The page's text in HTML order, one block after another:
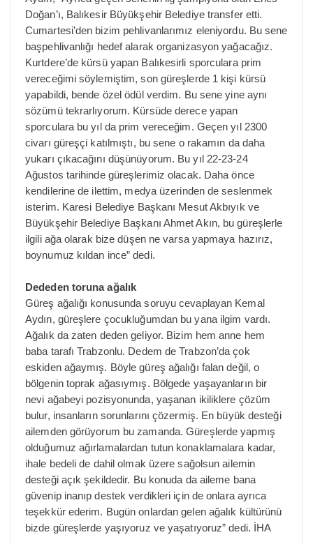
Doğan’ı, Balıkesir Büyükşehir Belediye transfer etti.
Cumartesi’den bizim pehlivanlarımız eleniyordu. Bu sene
başpehlivanlığı hedef alarak organizasyon yağacağız.
Kurtdere’de kürsü yapan Balıkesirli sporculara prim
vereceğimi söylemiştim, son güreşlerde 1 kişi kürsü
yapabildi, bende özel ödül verdim. Bu sene yine aynı
sözümü tekrarlıyorum. Kürsüde derece yapan
sporculara bu yıl da prim vereceğim. Geçen yıl 2300
civarı güreşçi katılmıştı, bu sene o rakamın da daha
yukarı çıkacağını düşünüyorum. Bu yıl 22-23-24
Ağustos tarihinde güreşlerimiz olacak. Daha önce
kendilerine de ilettim, medya üzerinden de seslenmek
isterim. Karesi Belediye Başkanı Mesut Akbıyık ve
Büyükşehir Belediye Başkanı Ahmet Akın, bu güreşlerle
ilgili ağa olarak bize düşen ne varsa yapmaya hazırız,
boynumuz kıldan ince” dedi.
Dededen toruna ağalık
Güreş ağalığı konusunda soruyu cevaplayan Kemal
Aydın, güreşlere çocukluğumdan bu yana ilgim vardı.
Ağalık da zaten deden geliyor. Bizim hem anne hem
baba tarafı Trabzonlu. Dedem de Trabzon’da çok
eskiden ağaymış. Böyle güreş ağalığı falan değil, o
bölgenin toprak ağasıymış. Bölgede yaşayanların bir
nevi ağabeyi pozisyonunda, yaşanan ikiliklere çözüm
bulur, insanların sorunlarını çözermiş. En büyük desteği
ailemden görüyorum bu zamanda. Güreşlerde yapmış
olduğumuz ağırlamalardan tutun konaklamalara kadar,
ihale bedeli de dahil olmak üzere sağolsun ailemin
desteği açık şekildedir. Bu konuda da aileme bana
güvenip inanıp destek verdikleri için de onlara ayrıca
teşekkür ederim. Bugün onlardan gelen ağalık kültürünü
bizde güreşlerde yaşıyoruz ve yaşatıyoruz” dedi. İHA